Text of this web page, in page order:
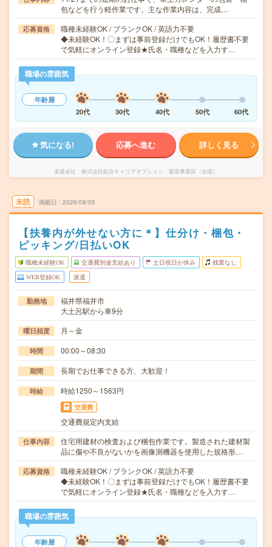
包などを行う軽作業です。主な作業内容は、完成…
応募資格
職種未経験OK / ブランクOK / 英語力不要
◆未経験OK！〇まずは事前登録だけでもOK！履歴書不要
で気軽にオンライン登録★氏名・職種などを入力す…
職場の雰囲気
年齢層
20代
30代 40代 50代 60代
気になる! 応募へ進む 詳しく見る
派遣会社 株式会社綜合キャリアオプション 製造事業部（全国）
未読 掲載日 2026/08/05
【扶養内が外せない方に＊】仕分け・梱包・
ピッキング/日払いOK
職種未経験OK 交通費別途支給あり 土日祝日が休み 残業なし
WEB登録OK 派遣
勤務地
福井県福井市
大土呂駅から車9分
曜日頻度 月～金
時間 00:00～08:30
期間 長期でお仕事できる方、大歓迎！
時給 時給1250～1563円
交通費
交通費規定内支給
仕事内容
住宅用建材の検査および梱包作業です。製造された建材製
品に傷や不良がないかを画像測機器を使用した規格形…
応募資格
職種未経験OK / ブランクOK / 英語力不要
◆未経験OK！〇まずは事前登録だけでもOK！履歴書不要
で気軽にオンライン登録★氏名・職種などを入力す…
職場の雰囲気
年齢層